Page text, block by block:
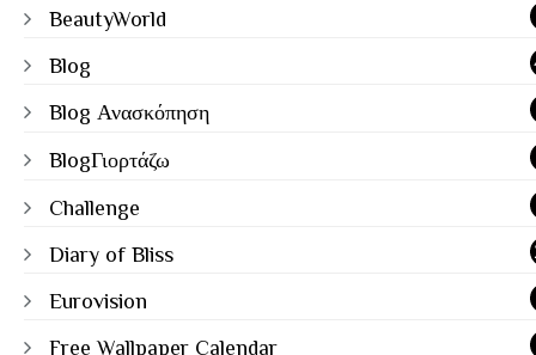
BeautyWorld
Blog
Blog Ανασκόπηση
BlogΓιορτάζω
Challenge
Diary of Bliss
Eurovision
Free Wallpaper Calendar